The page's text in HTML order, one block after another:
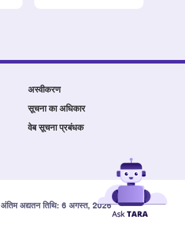
अस्वीकरण
सूचना का अधिकार
वेब सूचना प्रबंधक
अंतिम अद्यतन तिथि: 6 अगस्त, 2026